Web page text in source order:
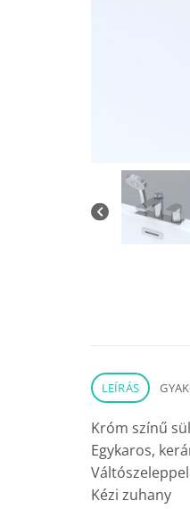
LEÍRÁS
Króm színű
Egykaros,
Kézi zuhany